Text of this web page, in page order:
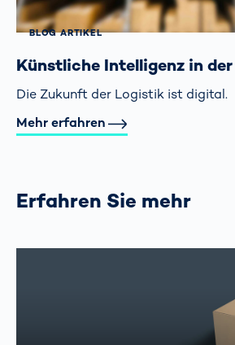
BLOG ARTIKEL
Künstliche Intelligenz in
Die Zukunft der Logistik ist digital.
Mehr erfahren
Erfahren Sie mehr